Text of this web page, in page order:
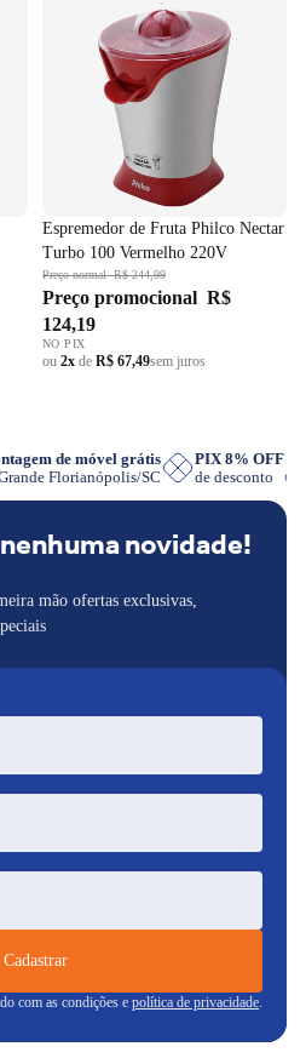
Espremedor de Fruta Philco Nectar
Turbo 100 Vermelho 220V
Preço normalR$ 244,99
Preço promocional R$
124,19
NO PIX
ou 2x de R$ 67,49sem juros
de móvel grátis
Florianópolis/SC
PIX 8% OFF
de desconto
novidade!
mão ofertas exclusivas,
Cadastrar
com as condições e política de privacidade.